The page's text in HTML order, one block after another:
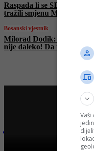
Raspada li se SDS? Bivši
tražili smjenu Miličevića,
Bosanski vjestnik
Milorad Dodik: RS ima
nije daleko! Da nas nisu
NajnovijeVaši